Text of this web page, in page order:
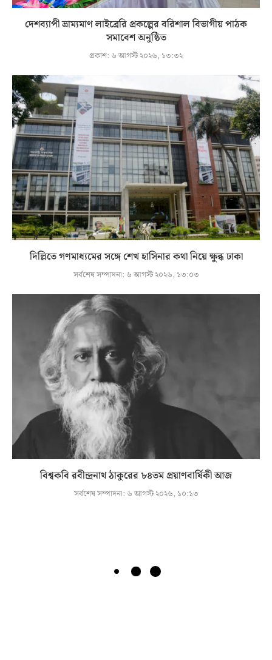
দেশব্যাপী ভ্রাম্যমাণ লাইব্রেরি প্রকল্পের বরিশাল বিভাগীয় পাঠক
সমাবেশ অনুষ্ঠিত
প্রকাশ: ৬ আগস্ট ২০২৬, ১৩:৩২
দিল্লিতে গণমাধ্যমের সঙ্গে শেখ হাসিনার কথা নিয়ে ক্ষুব্ধ ঢাকা
সর্বশেষ সম্পাদনা: ৬ আগস্ট ২০২৬, ১৩:০৩
বিশ্বকবি রবীন্দ্রনাথ ঠাকুরের ৮৪তম প্রয়াণবার্ষিকী আজ
সর্বশেষ সম্পাদনা: ৬ আগস্ট ২০২৬, ১০:১৩